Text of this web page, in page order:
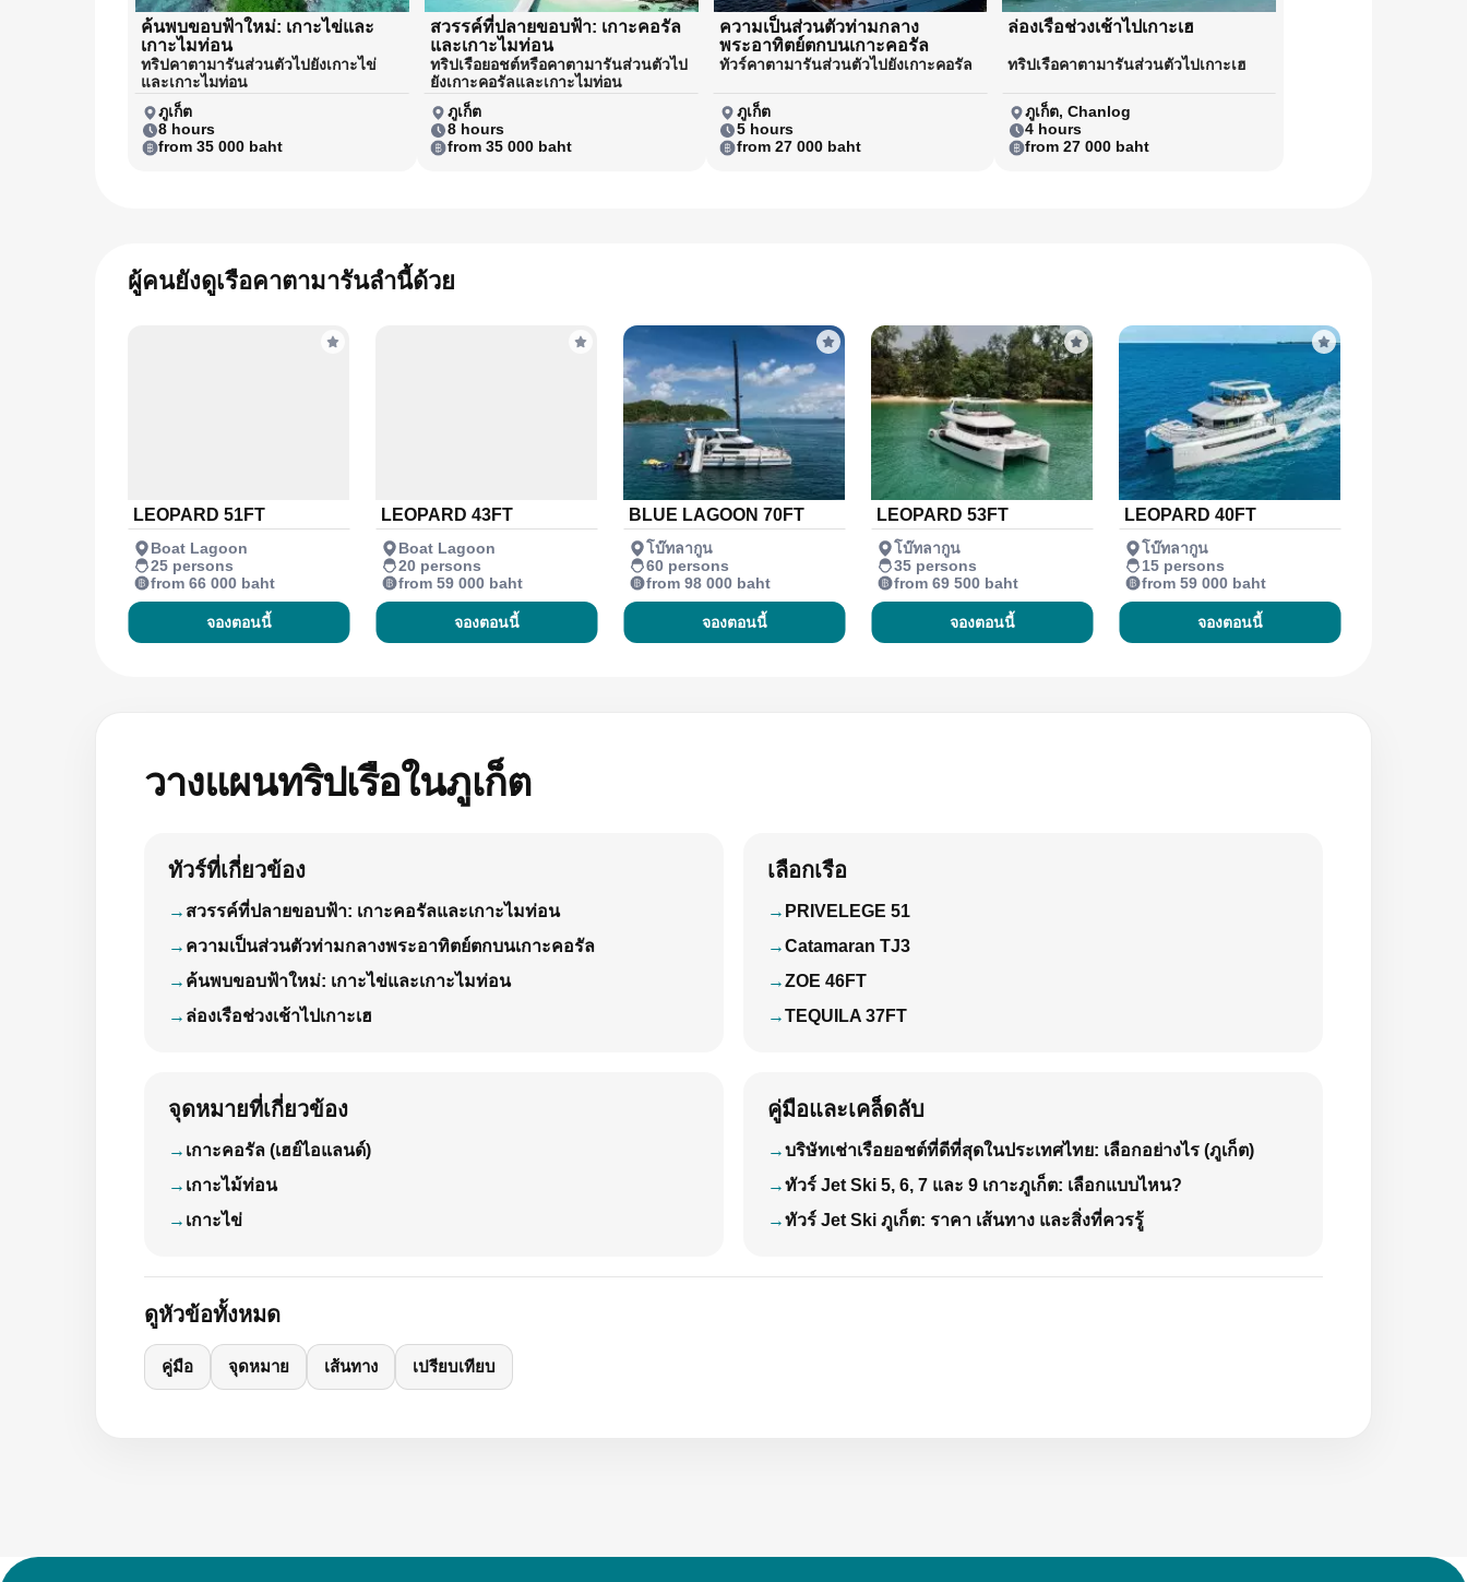
ค้นพบขอบฟ้าใหม่: เกาะไข่และ
เกาะไมท่อน
ทริปคาตามารันส่วนตัวไปยังเกาะไข่
และเกาะไมท่อน
ภูเก็ต
8 hours
from 35 000 baht
สวรรค์ที่ปลายขอบฟ้า: เกาะคอรัล
และเกาะไมท่อน
ทริปเรือยอชต์หรือคาตามารันส่วนตัวไป
ยังเกาะคอรัลและเกาะไมท่อน
ภูเก็ต
8 hours
from 35 000 baht
ความเป็นส่วนตัวท่ามกลาง
พระอาทิตย์ตกบนเกาะคอรัล
ทัวร์คาตามารันส่วนตัวไปยังเกาะคอรัล
ภูเก็ต
5 hours
from 27 000 baht
ล่องเรือช่วงเช้าไปเกาะเฮ
ทริปเรือคาตามารันส่วนตัวไปเกาะเฮ
ภูเก็ต, Chanlog
4 hours
from 27 000 baht
ผู้คนยังดูเรือคาตามารันลำนี้ด้วย
LEOPARD 51FT
Boat Lagoon
25 persons
from 66 000 baht
จองตอนนี้
LEOPARD 43FT
Boat Lagoon
20 persons
from 59 000 baht
จองตอนนี้
BLUE LAGOON 70FT
โบ๊ทลากูน
60 persons
from 98 000 baht
จองตอนนี้
LEOPARD 53FT
โบ๊ทลากูน
35 persons
from 69 500 baht
จองตอนนี้
LEOPARD 40FT
โบ๊ทลากูน
15 persons
from 59 000 baht
จองตอนนี้
วางแผนทริปเรือในภูเก็ต
ทัวร์ที่เกี่ยวข้อง
สวรรค์ที่ปลายขอบฟ้า: เกาะคอรัลและเกาะไมท่อน
ความเป็นส่วนตัวท่ามกลางพระอาทิตย์ตกบนเกาะคอรัล
ค้นพบขอบฟ้าใหม่: เกาะไข่และเกาะไมท่อน
ล่องเรือช่วงเช้าไปเกาะเฮ
เลือกเรือ
PRIVELEGE 51
Catamaran TJ3
ZOE 46FT
TEQUILA 37FT
จุดหมายที่เกี่ยวข้อง
เกาะคอรัล (เฮย์ไอแลนด์)
เกาะไม้ท่อน
เกาะไข่
คู่มือและเคล็ดลับ
บริษัทเช่าเรือยอชต์ที่ดีที่สุดในประเทศไทย: เลือกอย่างไร (ภูเก็ต)
ทัวร์ Jet Ski 5, 6, 7 และ 9 เกาะภูเก็ต: เลือกแบบไหน?
ทัวร์ Jet Ski ภูเก็ต: ราคา เส้นทาง และสิ่งที่ควรรู้
ดูหัวข้อทั้งหมด
คู่มือ จุดหมาย เส้นทาง เปรียบเทียบ